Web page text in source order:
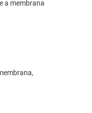
a membrana